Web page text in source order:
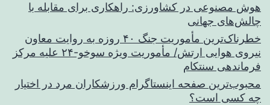
هوش مصنوعی در کشاورزی: راهکاری برای مقابله با
چالش‌های جهانی
خطرناک‌ترین مأموریت جنگ ۴۰ روزه به روایت معاون
نیروی هوایی ارتش/ مأموریت ویژه سوخو-۲۴ علیه مرکز
فرماندهی سنتکام
محبوب‌ترین صفحه اینستاگرام ورزشکاران مرد در اختیار
چه کسی است؟